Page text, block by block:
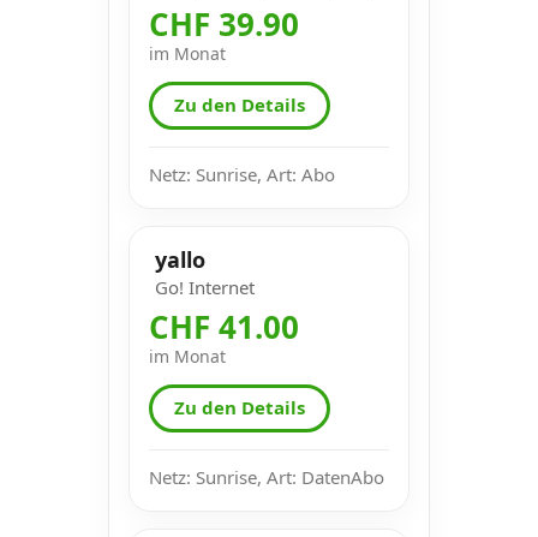
CHF 39.90
im Monat
Zu den Details
Netz: Sunrise, Art: Abo
yallo
Go! Internet
CHF 41.00
im Monat
Zu den Details
Netz: Sunrise, Art: DatenAbo